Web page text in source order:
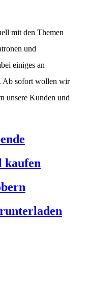
mit den Themen
und
einiges an
Ab sofort wollen wir
unsere Kunden und
kaufen